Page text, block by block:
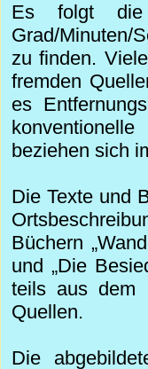
Es folgt die
Grad/Minuten/
zu finden.
fremden
es
beziehen sich
Die Texte und
Büchern
und „Die
teils aus dem
Quellen.
Die